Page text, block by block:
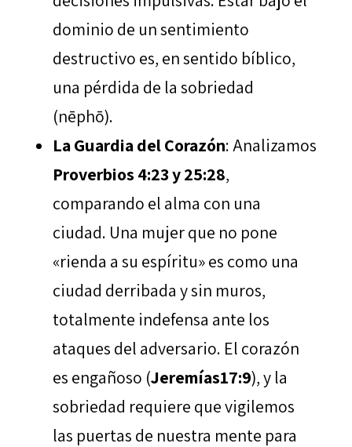
dominio de un sentimiento
destructivo es, en sentido bíblico,
una pérdida de la sobriedad
(nēphō).
La Guardia del Corazón: Analizamos
Proverbios 4:23 y 25:28,
comparando el alma con una
ciudad. Una mujer que no pone
«rienda a su espíritu» es como una
ciudad derribada y sin muros,
totalmente indefensa ante los
ataques del adversario. El corazón
es engañoso (Jeremías17:9), y la
sobriedad requiere que vigilemos
las puertas de nuestra mente para